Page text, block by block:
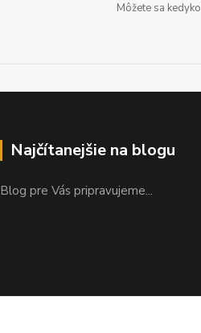
Môžete sa
Najčítanejšie na blogu
Blog pre Vás pripravujeme...